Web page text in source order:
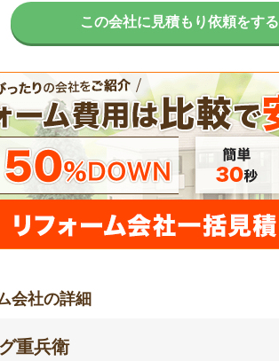
この会社に見積もり依頼をする
会社の詳細
重兵衛